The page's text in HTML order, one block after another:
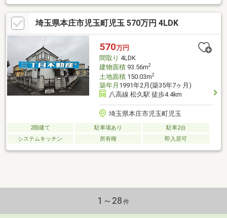
埼玉県本庄市児玉町児玉 570万円 4LDK
570万円
間取り 4LDK
建物面積93.56m2
土地面積150.03m2
築年月 1991年2月(築35年7ヶ月)
八高線 松久駅 徒歩4.4km
埼玉県本庄市児玉町児玉
2階建て 駐車場あり
駐車2台
システムキッチン
所有権 即入居可
1～28 件